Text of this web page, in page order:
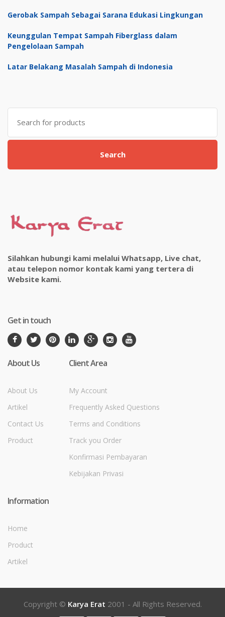
Gerobak Sampah Sebagai Sarana Edukasi Lingkungan
Keunggulan Tempat Sampah Fiberglass dalam
Pengelolaan Sampah
Latar Belakang Masalah Sampah di Indonesia
Search
for:
Search
Silahkan hubungi kami melalui Whatsapp, Live chat,
atau telepon nomor kontak kami yang tertera di
Website kami.
Get in touch
About Us
About Us
Artikel
Contact Us
Product
Client Area
My Account
Frequently Asked Questions
Terms and Conditions
Track you Order
Konfirmasi Pembayaran
Kebijakan Privasi
Information
Home
Product
Artikel
Copyright © Karya Erat 2001 - All Rights Reserved.